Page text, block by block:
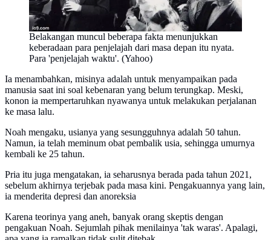
Belakangan muncul beberapa fakta menunjukkan
keberadaan para penjelajah dari masa depan itu nyata.
Para 'penjelajah waktu'. (Yahoo)
Ia menambahkan, misinya adalah untuk menyampaikan pada
manusia saat ini soal kebenaran yang belum terungkap. Meski,
konon ia mempertaruhkan nyawanya untuk melakukan perjalanan
ke masa lalu.
Noah mengaku, usianya yang sesungguhnya adalah 50 tahun.
Namun, ia telah meminum obat pembalik usia, sehingga umurnya
kembali ke 25 tahun.
Pria itu juga mengatakan, ia seharusnya berada pada tahun 2021,
sebelum akhirnya terjebak pada masa kini. Pengakuannya yang lain,
ia menderita depresi dan anoreksia
Karena teorinya yang aneh, banyak orang skeptis dengan
pengakuan Noah. Sejumlah pihak menilainya 'tak waras'. Apalagi,